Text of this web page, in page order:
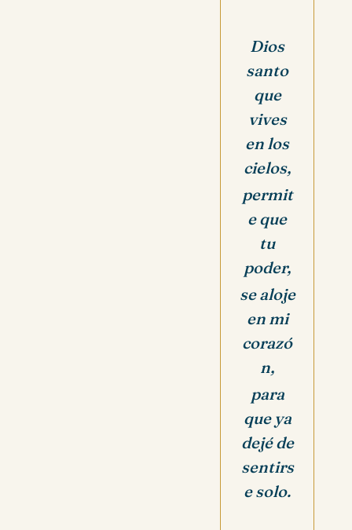
Dios
santo
que
vives
en los
cielos,
permit
e que
tu
poder,
se aloje
en mi
corazó
n,
para
que ya
dejé de
sentirs
e solo.